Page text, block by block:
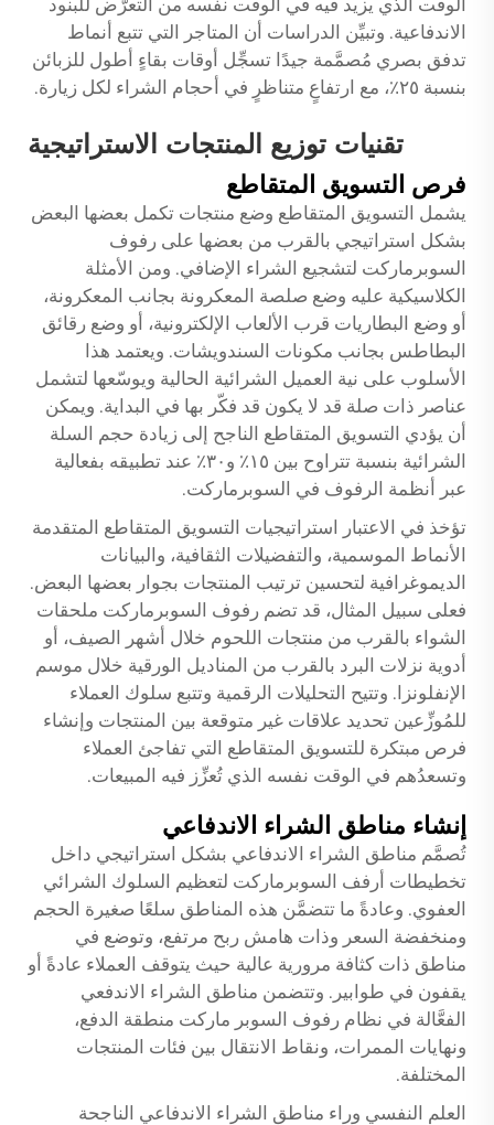
الاندفاعية. وتبيِّن الدراسات أن المتاجر التي تتبع أنماط
تدفق بصري مُصمَّمة جيدًا تسجِّل أوقات بقاءٍ أطول للزبائن
بنسبة ٢٥٪، مع ارتفاعٍ متناظرٍ في أحجام الشراء لكل زيارة.
تقنيات توزيع المنتجات الاستراتيجية
فرص التسويق المتقاطع
يشمل التسويق المتقاطع وضع منتجات تكمل بعضها البعض
بشكل استراتيجي بالقرب من بعضها على رفوف
السوبرماركت لتشجيع الشراء الإضافي. ومن الأمثلة
الكلاسيكية عليه وضع صلصة المعكرونة بجانب المعكرونة،
أو وضع البطاريات قرب الألعاب الإلكترونية، أو وضع رقائق
البطاطس بجانب مكونات السندويشات. ويعتمد هذا
الأسلوب على نية العميل الشرائية الحالية ويوسّعها لتشمل
عناصر ذات صلة قد لا يكون قد فكّر بها في البداية. ويمكن
أن يؤدي التسويق المتقاطع الناجح إلى زيادة حجم السلة
الشرائية بنسبة تتراوح بين ١٥٪ و٣٠٪ عند تطبيقه بفعالية
عبر أنظمة الرفوف في السوبرماركت.
تؤخذ في الاعتبار استراتيجيات التسويق المتقاطع المتقدمة
الأنماط الموسمية، والتفضيلات الثقافية، والبيانات
الديموغرافية لتحسين ترتيب المنتجات بجوار بعضها البعض.
فعلى سبيل المثال، قد تضم رفوف السوبرماركت ملحقات
الشواء بالقرب من منتجات اللحوم خلال أشهر الصيف، أو
أدوية نزلات البرد بالقرب من المناديل الورقية خلال موسم
الإنفلونزا. وتتيح التحليلات الرقمية وتتبع سلوك العملاء
للمُوزِّعين تحديد علاقات غير متوقعة بين المنتجات وإنشاء
فرص مبتكرة للتسويق المتقاطع التي تفاجئ العملاء
وتسعدُهم في الوقت نفسه الذي تُعزِّز فيه المبيعات.
إنشاء مناطق الشراء الاندفاعي
تُصمَّم مناطق الشراء الاندفاعي بشكل استراتيجي داخل
تخطيطات أرفف السوبرماركت لتعظيم السلوك الشرائي
العفوي. وعادةً ما تتضمَّن هذه المناطق سلعًا صغيرة الحجم
ومنخفضة السعر وذات هامش ربح مرتفع، وتوضع في
مناطق ذات كثافة مرورية عالية حيث يتوقف العملاء عادةً أو
يقفون في طوابير. وتتضمن مناطق الشراء الاندفعي
الفعَّالة في نظام رفوف السوبر ماركت منطقة الدفع،
ونهايات الممرات، ونقاط الانتقال بين فئات المنتجات
المختلفة.
العلم النفسي وراء مناطق الشراء الاندفاعي الناجحة